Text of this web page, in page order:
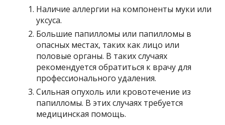
Наличие аллергии на компоненты муки или
уксуса.
Большие папилломы или папилломы в
опасных местах, таких как лицо или
половые органы. В таких случаях
рекомендуется обратиться к врачу для
профессионального удаления.
Сильная опухоль или кровотечение из
папилломы. В этих случаях требуется
медицинская помощь.